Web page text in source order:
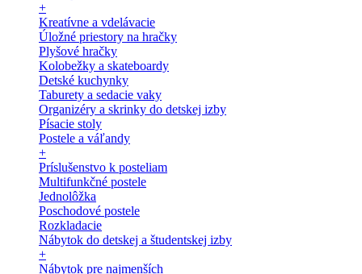
+
Kreatívne a vdelávacie
Úložné priestory na hračky
Plyšové hračky
Kolobežky a skateboardy
Detské kuchynky
Taburety a sedacie vaky
Organizéry a skrinky do detskej izby
Písacie stoly
Postele a váľandy
+
Príslušenstvo k posteliam
Multifunkčné postele
Jednolôžka
Poschodové postele
Rozkladacie
Nábytok do detskej a študentskej izby
+
Nábytok pre najmenších